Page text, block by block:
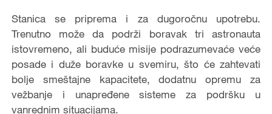
Stanica se priprema i za dugoročnu upotrebu.
Trenutno može da podrži boravak tri astronauta
istovremeno, ali buduće misije podrazumevaće veće
posade i duže boravke u svemiru, što će zahtevati
bolje smeštajne kapacitete, dodatnu opremu za
vežbanje i unapređene sisteme za podršku u
vanrednim situacijama.